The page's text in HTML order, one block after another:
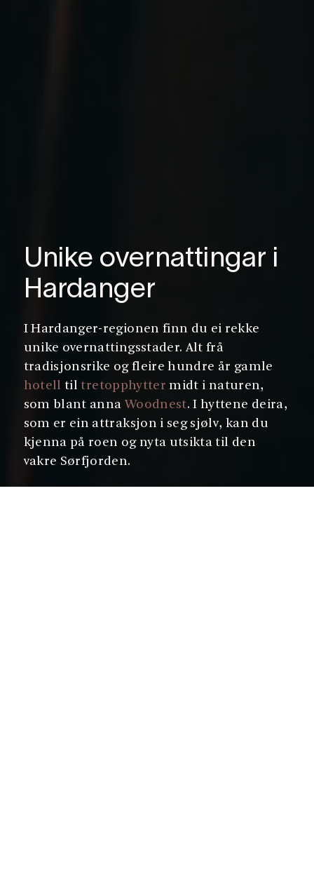
Unike overnattingar i
Hardanger
I Hardanger-regionen finn du ei rekke
unike overnattingsstader. Alt frå
tradisjonsrike og fleire hundre år gamle
hotell til tretopphytter midt i naturen,
som blant anna Woodnest. I hyttene deira,
som er ein attraksjon i seg sjølv, kan du
kjenna på roen og nyta utsikta til den
vakre Sørfjorden.